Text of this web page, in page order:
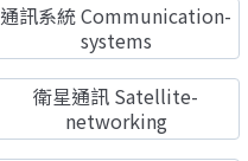
通訊系統 Communication-
systems
衛星通訊 Satellite-
networking